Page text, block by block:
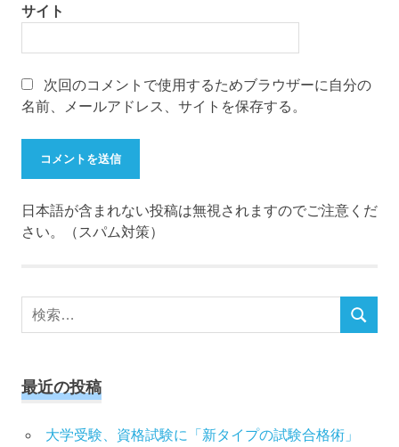
サイト
次回のコメントで使用するためブラウザーに自分の
名前、メールアドレス、サイトを保存する。
日本語が含まれない投稿は無視されますのでご注意くだ
さい。（スパム対策）
検
検
最近の投稿
大学受験、資格試験に「新タイプの試験合格術」